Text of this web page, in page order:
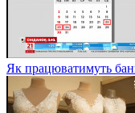
Як працюватимуть